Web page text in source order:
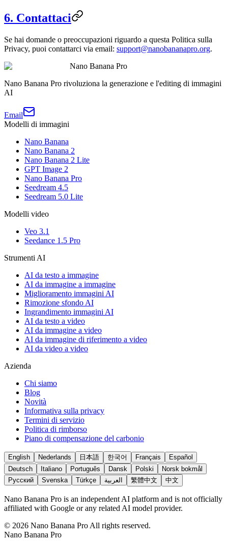
6. Contattaci
Se hai domande o preoccupazioni riguardo a questa Politica sulla
Privacy, puoi contattarci via email: support@nanobananapro.org.
Nano Banana Pro
Nano Banana Pro rivoluziona la generazione e l'editing di immagini
AI
Email
Modelli di immagini
Nano Banana
Nano Banana 2
Nano Banana 2 Lite
GPT Image 2
Nano Banana Pro
Seedream 4.5
Seedream 5.0 Lite
Modelli video
Veo 3.1
Seedance 1.5 Pro
Strumenti AI
AI da testo a immagine
AI da immagine a immagine
Miglioramento immagini AI
Rimozione sfondo AI
Ingrandimento immagini AI
AI da testo a video
AI da immagine a video
AI da immagine di riferimento a video
AI da video a video
Azienda
Chi siamo
Blog
Novità
Informativa sulla privacy
Termini di servizio
Politica di rimborso
Piano di compensazione del carbonio
English Nederlands 日本語 한국어 Français
Español
Deutsch
Italiano Português Dansk Polski
Norsk bokmål
Русский
Svenska Türkçe العربية 繁體中文 中文
Nano Banana Pro is an independent AI platform and is not officially
affiliated with Google or any related AI model provider.
© 2026 Nano Banana Pro All rights reserved.
Nano Banana Pro